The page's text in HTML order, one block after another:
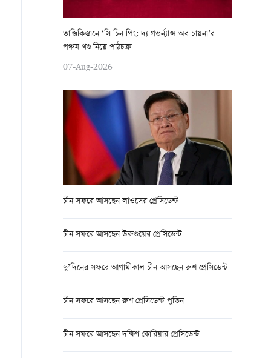
তাজিকিস্তানে ‘সি চিন পিং: দ্য গভর্ন্যান্স অব চায়না’র
পঞ্চম খণ্ড নিয়ে পাঠচক্র
07-Aug-2026
চীন সফরে আসছেন লাওসের প্রেসিডেন্ট
চীন সফরে আসছেন উরুগুয়ের প্রেসিডেন্ট
দু’দিনের সফরে আগামীকাল চীন আসছেন রুশ প্রেসিডেন্ট
চীন সফরে আসছেন রুশ প্রেসিডেন্ট পুতিন
চীন সফরে আসছেন দক্ষিণ কোরিয়ার প্রেসিডেন্ট